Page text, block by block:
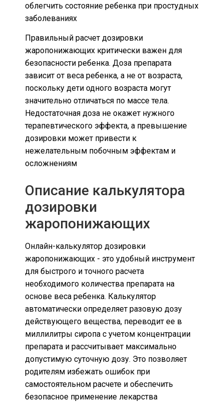
облегчить состояние ребенка при простудных
заболеваниях
Правильный расчет дозировки
жаропонижающих критически важен для
безопасности ребенка. Доза препарата
зависит от веса ребенка, а не от возраста,
поскольку дети одного возраста могут
значительно отличаться по массе тела.
Недостаточная доза не окажет нужного
терапевтического эффекта, а превышение
дозировки может привести к
нежелательным побочным эффектам и
осложнениям
Описание калькулятора
дозировки
жаропонижающих
Онлайн-калькулятор дозировки
жаропонижающих - это удобный инструмент
для быстрого и точного расчета
необходимого количества препарата на
основе веса ребенка. Калькулятор
автоматически определяет разовую дозу
действующего вещества, переводит ее в
миллилитры сиропа с учетом концентрации
препарата и рассчитывает максимально
допустимую суточную дозу. Это позволяет
родителям избежать ошибок при
самостоятельном расчете и обеспечить
безопасное применение лекарства